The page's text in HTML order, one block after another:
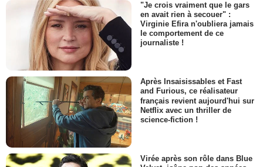
"Je crois vraiment que le gars
en avait rien à secouer" :
Virginie Efira n'oubliera jamais
le comportement de ce
journaliste !
Après Insaisissables et Fast
and Furious, ce réalisateur
français revient aujourd'hui sur
Netflix avec un thriller de
science-fiction !
Virée après son rôle dans Blue